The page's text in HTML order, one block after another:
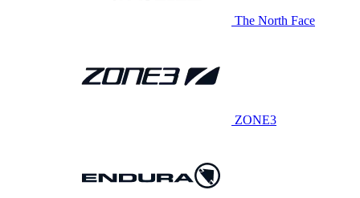
The North Face
ZONE3